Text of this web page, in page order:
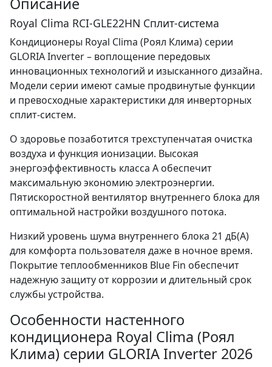
Royal Clima RCI-GLE22HN Сплит-система
Кондиционеры Royal Clima (Роял Клима) серии
GLORIA Inverter – воплощение передовых
инновационных технологий и изысканного дизайна.
Модели серии имеют самые продвинутые функции
и превосходные характеристики для инверторных
сплит-систем.
О здоровье позаботится трехступенчатая очистка
воздуха и функция ионизации. Высокая
энергоэффективность класса A обеспечит
максимальную экономию электроэнергии.
Пятискоростной вентилятор внутреннего блока для
оптимальной настройки воздушного потока.
Низкий уровень шума внутреннего блока 21 дБ(А)
для комфорта пользователя даже в ночное время.
Покрытие теплообменников Blue Fin обеспечит
надежную защиту от коррозии и длительный срок
службы устройства.
Особенности настенного
кондиционера Royal Clima (Роял
Клима) серии GLORIA Inverter 2026